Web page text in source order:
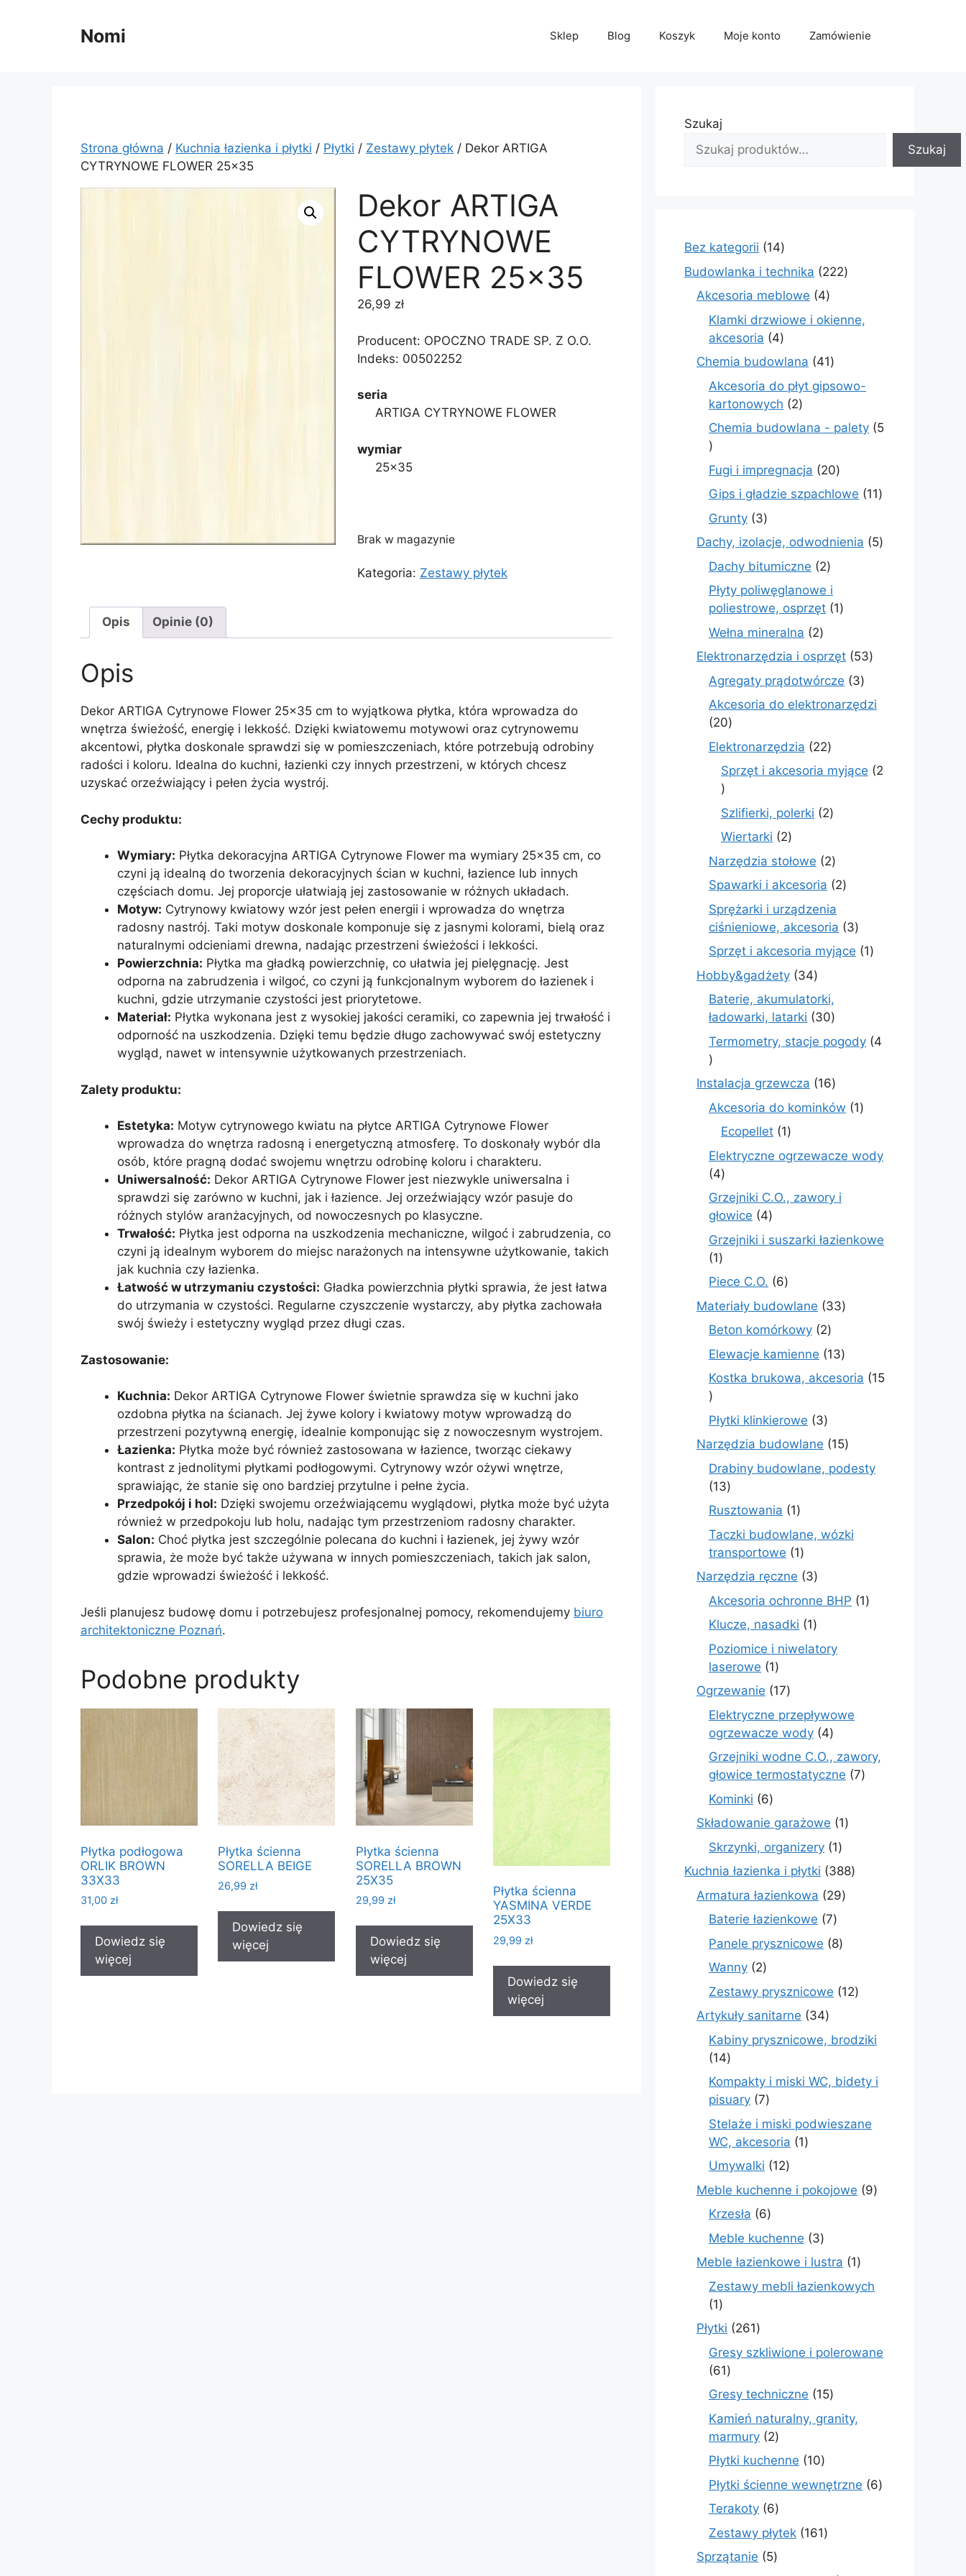
Nomi Sklep Blog Koszyk Moje konto Zamówienie
Strona główna / Kuchnia łazienka i płytki / Płytki / Zestawy płytek / Dekor ARTIGA
CYTRYNOWE FLOWER 25×35
Dekor ARTIGA
CYTRYNOWE
FLOWER 25×35
26,99 zł
Producent: OPOCZNO TRADE SP. Z O.O.
Indeks: 00502252
seria
ARTIGA CYTRYNOWE FLOWER
wymiar
25×35
Brak w magazynie
Kategoria: Zestawy płytek
Opis Opinie (0)
Opis
Dekor ARTIGA Cytrynowe Flower 25×35 cm to wyjątkowa płytka, która wprowadza do
wnętrza świeżość, energię i lekkość. Dzięki kwiatowemu motywowi oraz cytrynowemu
akcentowi, płytka doskonale sprawdzi się w pomieszczeniach, które potrzebują odrobiny
radości i koloru. Idealna do kuchni, łazienki czy innych przestrzeni, w których chcesz
uzyskać orzeźwiający i pełen życia wystrój.
Cechy produktu:
Wymiary: Płytka dekoracyjna ARTIGA Cytrynowe Flower ma wymiary 25×35 cm, co
czyni ją idealną do tworzenia dekoracyjnych ścian w kuchni, łazience lub innych
częściach domu. Jej proporcje ułatwiają jej zastosowanie w różnych układach.
Motyw: Cytrynowy kwiatowy wzór jest pełen energii i wprowadza do wnętrza
radosny nastrój. Taki motyw doskonale komponuje się z jasnymi kolorami, bielą oraz
naturalnymi odcieniami drewna, nadając przestrzeni świeżości i lekkości.
Powierzchnia: Płytka ma gładką powierzchnię, co ułatwia jej pielęgnację. Jest
odporna na zabrudzenia i wilgoć, co czyni ją funkcjonalnym wyborem do łazienek i
kuchni, gdzie utrzymanie czystości jest priorytetowe.
Materiał: Płytka wykonana jest z wysokiej jakości ceramiki, co zapewnia jej trwałość i
odporność na uszkodzenia. Dzięki temu będzie długo zachowywać swój estetyczny
wygląd, nawet w intensywnie użytkowanych przestrzeniach.
Zalety produktu:
Estetyka: Motyw cytrynowego kwiatu na płytce ARTIGA Cytrynowe Flower
wprowadza do wnętrza radosną i energetyczną atmosferę. To doskonały wybór dla
osób, które pragną dodać swojemu wnętrzu odrobinę koloru i charakteru.
Uniwersalność: Dekor ARTIGA Cytrynowe Flower jest niezwykle uniwersalna i
sprawdzi się zarówno w kuchni, jak i łazience. Jej orzeźwiający wzór pasuje do
różnych stylów aranżacyjnych, od nowoczesnych po klasyczne.
Trwałość: Płytka jest odporna na uszkodzenia mechaniczne, wilgoć i zabrudzenia, co
czyni ją idealnym wyborem do miejsc narażonych na intensywne użytkowanie, takich
jak kuchnia czy łazienka.
Łatwość w utrzymaniu czystości: Gładka powierzchnia płytki sprawia, że jest łatwa
do utrzymania w czystości. Regularne czyszczenie wystarczy, aby płytka zachowała
swój świeży i estetyczny wygląd przez długi czas.
Zastosowanie:
Kuchnia: Dekor ARTIGA Cytrynowe Flower świetnie sprawdza się w kuchni jako
ozdobna płytka na ścianach. Jej żywe kolory i kwiatowy motyw wprowadzą do
przestrzeni pozytywną energię, idealnie komponując się z nowoczesnym wystrojem.
Łazienka: Płytka może być również zastosowana w łazience, tworząc ciekawy
kontrast z jednolitymi płytkami podłogowymi. Cytrynowy wzór ożywi wnętrze,
sprawiając, że stanie się ono bardziej przytulne i pełne życia.
Przedpokój i hol: Dzięki swojemu orzeźwiającemu wyglądowi, płytka może być użyta
również w przedpokoju lub holu, nadając tym przestrzeniom radosny charakter.
Salon: Choć płytka jest szczególnie polecana do kuchni i łazienek, jej żywy wzór
sprawia, że może być także używana w innych pomieszczeniach, takich jak salon,
gdzie wprowadzi świeżość i lekkość.
Jeśli planujesz budowę domu i potrzebujesz profesjonalnej pomocy, rekomendujemy biuro
architektoniczne Poznań.
Podobne produkty
Płytka podłogowa
ORLIK BROWN
33X33
31,00 zł
Dowiedz się
więcej
Płytka ścienna
SORELLA BEIGE
26,99zł
Dowiedz się
więcej
Płytka ścienna
SORELLA BROWN
25X35
29,99 zł
Dowiedz się
więcej
Płytka ścienna
YASMINA VERDE
25X33
29,99 zł
Dowiedz się
więcej
Szukaj
Szukaj
Bez kategorii 1414
produktów
Budowlanka i technika 222222
Akcesoria meblowe 44
produkty
Klamki drzwiowe i okienne,
akcesoria
44
produkty
Chemia budowlana 4141
Akcesoria do płyt gipsowo-
kartonowych
22
produkty
Chemia budowlana - palety 5
5
produktów
Fugi i impregnacja 2020
produktów
Gips i gładzie szpachlowe 1111
Grunty 33
produkty
Dachy, izolacje, odwodnienia 55
Dachy bitumiczne 22
produkty
Płyty poliwęglanowe i
poliestrowe, osprzęt 11
Wełna mineralna 22
produkty
Elektronarzędzia i osprzęt 5353
Agregaty prądotwórcze 33
produkty
Akcesoria do elektronarzędzi
2020
produktów
Elektronarzędzia 2222
produkty
Sprzęt i akcesoria myjące
2
2
produkty
Szlifierki, polerki 22
Wiertarki 22
produkty
Narzędzia stołowe 22
produkty
Spawarki i akcesoria 22
Sprężarki i urządzenia
ciśnieniowe, akcesoria
33
produkty
Sprzęt i akcesoria myjące 11
Hobby&gadżety 3434
produkty
Baterie, akumulatorki,
ładowarki, latarki
3030
produktów
Termometry, stacje pogody 4
4
produkty
Instalacja grzewcza 1616
produktów
Akcesoria do kominków 11
Ecopellet 11
Elektryczne ogrzewacze wody
44
produkty
Grzejniki C.O., zawory i
głowice
44
produkty
Grzejniki i suszarki łazienkowe
11
produkt
Piece C.O. 66
produktów
Materiały budowlane 3333
Beton komórkowy 22
produkty
Elewacje kamienne 1313
produktów
Kostka brukowa, akcesoria
15
15
produktów
Płytki klinkierowe 33
produkty
Narzędzia budowlane 1515
produktów
Drabiny budowlane, podesty
1313
produktów
Rusztowania 11
produkt
Taczki budowlane, wózki
transportowe
11
produkt
Narzędzia ręczne 33
produkty
Akcesoria ochronne BHP 11
Klucze, nasadki 11
produkt
Poziomice i niwelatory
laserowe
11
produkt
Ogrzewanie 1717
produktów
Elektryczne przepływowe
ogrzewacze wody 44
Grzejniki wodne C.O., zawory,
głowice termostatyczne 77
Kominki 66
produktów
Składowanie garażowe 11
Skrzynki, organizery 11
produkt
Kuchnia łazienka i płytki 388388
Armatura łazienkowa 2929
Baterie łazienkowe 77
produktów
Panele prysznicowe 88
Wanny 22
produkty
Zestawy prysznicowe 1212
Artykuły sanitarne 3434
produkty
Kabiny prysznicowe, brodziki
1414
produktów
Kompakty i miski WC, bidety i
pisuary 77
produktów
Stelaże i miski podwieszane
WC, akcesoria
11
Umywalki 1212
produktów
Meble kuchenne i pokojowe 99
Krzesła 66
produktów
Meble kuchenne 33
produkty
Meble łazienkowe i lustra 11
produkt
Zestawy mebli łazienkowych
11
produkt
Płytki 261261
produktów
Gresy szkliwione i polerowane
6161
produktów
Gresy techniczne 1515
produktów
Kamień naturalny, granity,
marmury 22
produkty
Płytki kuchenne 1010
produktów
Płytki ścienne wewnętrzne 66
Terakoty 66
produktów
Zestawy płytek 161161
Sprzątanie 55